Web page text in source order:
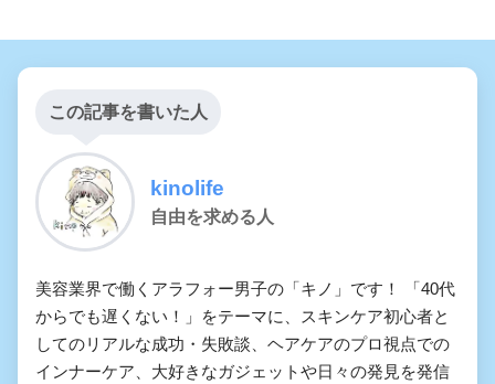
この記事を書いた人
kinolife
自由を求める人
美容業界で働くアラフォー男子の「キノ」です！ 「40代
からでも遅くない！」をテーマに、スキンケア初心者と
してのリアルな成功・失敗談、ヘアケアのプロ視点での
インナーケア、大好きなガジェットや日々の発見を発信